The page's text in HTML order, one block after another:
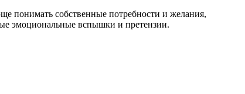
понимать собственные потребности и желания,
эмоциональные вспышки и претензии.